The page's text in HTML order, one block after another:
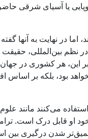
یا آسیای شرقی
اما در نهایت به آنها
بین‌المللی، حقیقت
این، هر کشوری در
بود، بلکه بر اساس
می‌کنند مانند
او قابل درک است.
شدن درگیری بین